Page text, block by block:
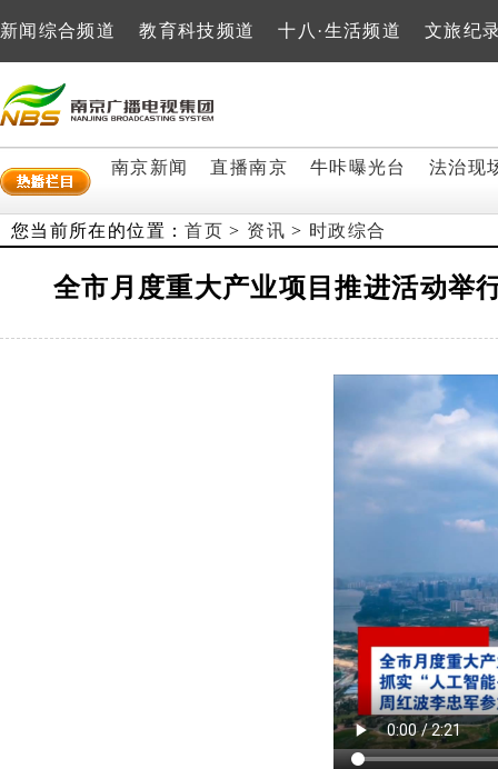
新闻综合频道 教育科技频道 十八·生活频道 文旅纪
南京新闻 直播南京 牛咔曝光台 法治现
您当前所在的位置：首页 > 资讯 > 时政综合
全市月度重大产业项目推进活动举